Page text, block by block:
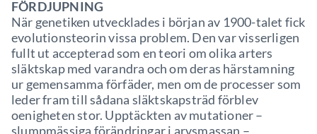
FÖRDJUPNING
När genetiken utvecklades i början av 1900-talet fick
evolutionsteorin vissa problem. Den var visserligen
fullt ut accepterad som en teori om olika arters
släktskap med varandra och om deras härstamning
ur gemensamma förfäder, men om de processer som
leder fram till sådana släktskapsträd förblev
oenigheten stor. Upptäckten av mutationer –
slumpmässiga förändringar i arvsmassan –